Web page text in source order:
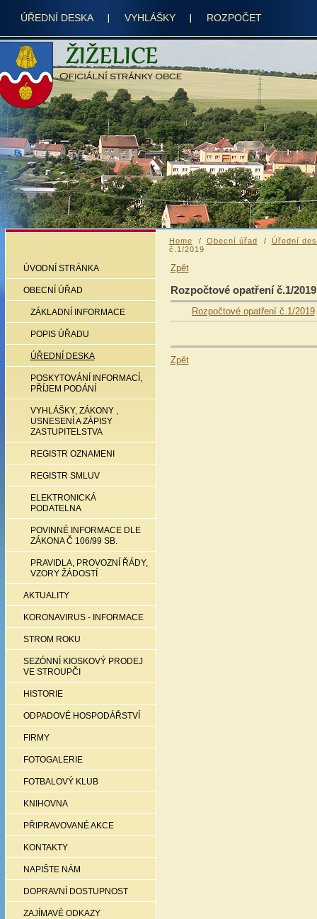
ÚŘEDNÍ DESKA VYHLÁŠKY ROZPOČET
ÚVODNÍ STRÁNKA
OBECNÍ ÚŘAD
ZÁKLADNÍ INFORMACE
POPIS ÚŘADU
ÚŘEDNÍ DESKA
POSKYTOVÁNÍ INFORMACÍ,
PŘÍJEM PODÁNÍ
VYHLÁŠKY, ZÁKONY ,
USNESENÍ A ZÁPISY
ZASTUPITELSTVA
REGISTR OZNAMENI
REGISTR SMLUV
ELEKTRONICKÁ
PODATELNA
POVINNÉ INFORMACE DLE
ZÁKONA Č 106/99 SB.
PRAVIDLA, PROVOZNÍ ŘÁDY,
VZORY ŽÁDOSTÍ
AKTUALITY
KORONAVIRUS - INFORMACE
STROM ROKU
SEZÓNNÍ KIOSKOVÝ PRODEJ
VE STROUPČI
HISTORIE
ODPADOVÉ HOSPODÁŘSTVÍ
FIRMY
FOTOGALERIE
FOTBALOVÝ KLUB
KNIHOVNA
PŘIPRAVOVANÉ AKCE
KONTAKTY
NAPIŠTE NÁM
DOPRAVNÍ DOSTUPNOST
ZAJÍMAVÉ ODKAZY
Home Obecní úřad
Úřední
č.1/2019
Zpět
Rozpočtové opatření č.1/2019
Rozpočtové opatřeníč.1/2019
Zpět